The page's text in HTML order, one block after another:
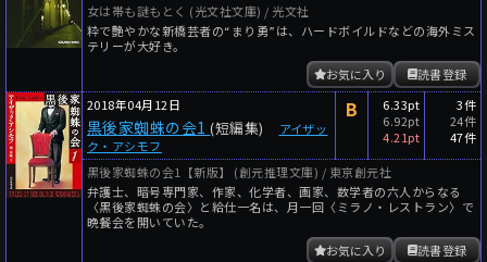
女は帯も謎もとく (光文社文庫) / 光文社
粋で艶やかな新橋芸者の“まり勇”は、ハードボイルドなどの海外ミス
テリーが大好き。
読書登録
お気に入り
2018年04月12日
黒後家蜘蛛の会1 (短編集)
アイザッ
ク・アシモフ
B
6.33pt
6.92pt
4.21pt
3件
24件
47件
黒後家蜘蛛の会1【新版】 (創元推理文庫) / 東京創元社
弁護士、暗号専門家、作家、化学者、画家、数学者の六人からなる
〈黒後家蜘蛛の会〉と給仕一名は、月一回〈ミラノ・レストラン〉で
晩餐会を開いていた。
読書登録
お気に入り